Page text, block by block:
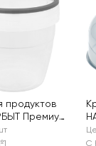
продуктов
Премиум,
Арт.
С